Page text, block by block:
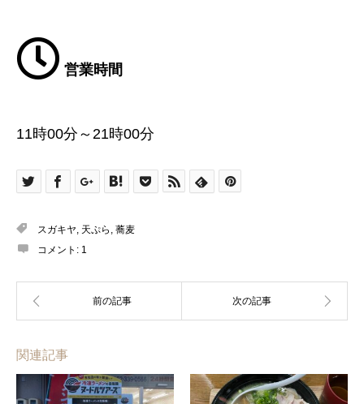
営業時間
11時00分～21時00分
スガキヤ 天ぷら 蕎麦
コメント: 1
関連記事